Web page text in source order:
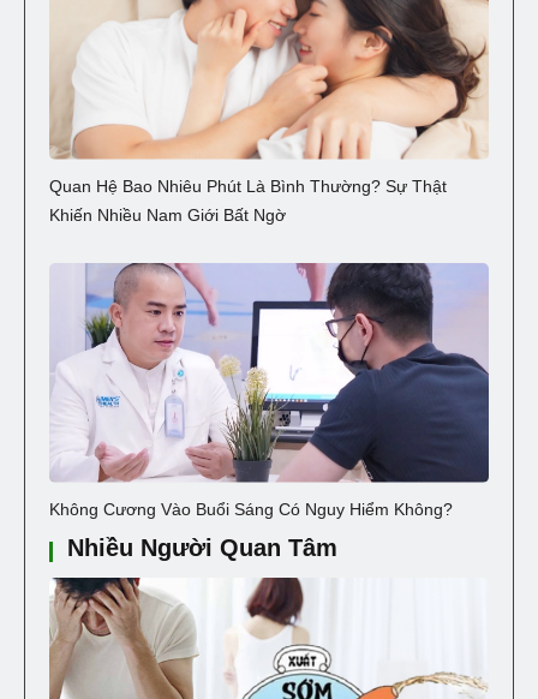
Quan Hệ Bao Nhiêu Phút Là Bình Thường? Sự Thật
Khiến Nhiều Nam Giới Bất Ngờ
Không Cương Vào Buổi Sáng Có Nguy Hiểm Không?
Nhiều Người Quan Tâm